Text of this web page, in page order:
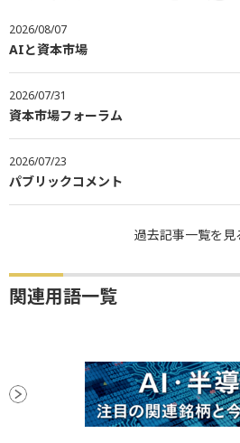
2026/08/07
AIと資本市場
2026/07/31
資本市場フォーラム
2026/07/23
パブリックコメント
過去記事一覧を見
関連用語一覧